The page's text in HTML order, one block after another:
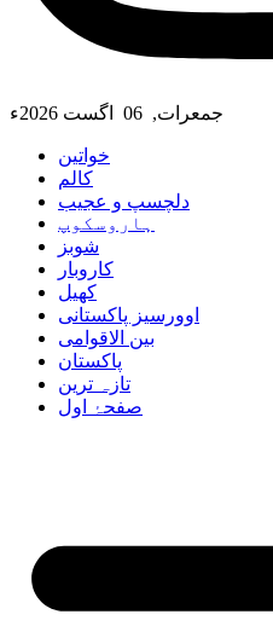
جمعرات, 06 اگست 2026ء
خواتین
کالم
دلچسپ و عجیب
ہاروسکوپ
شوبز
کاروبار
کھیل
اوورسیز پاکستانی
بین الاقوامی
پاکستان
تازہ ترین
صفحۂ اول